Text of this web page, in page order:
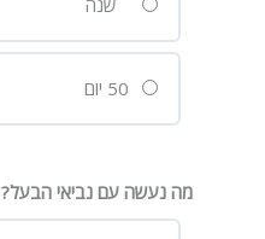
שנה
מה נעשה עם נביאי הבעל?